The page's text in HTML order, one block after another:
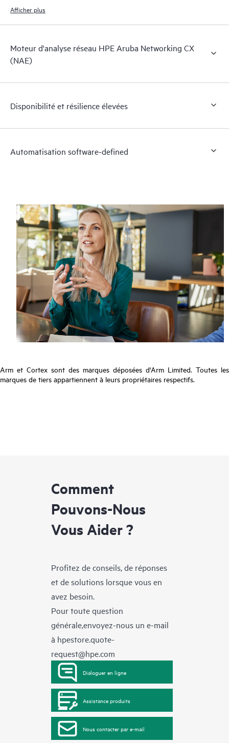
modèle opérationnel de votre organisation informatique.
Afficher plus
Moteur d'analyse réseau HPE Aruba Networking CX
(NAE)
Disponibilité et résilience élevées
Automatisation software-defined
Arm et Cortex sont des marques déposées d'Arm Limited. Toutes les
marques de tiers appartiennent à leurs propriétaires respectifs.
Comment
Pouvons-Nous
Vous Aider ?
Profitez de conseils, de réponses
et de solutions lorsque vous en
avez besoin.
Pour toute question
générale,envoyez-nous un e-mail
à hpestore.quote-
request@hpe.com
Dialoguer en ligne
Assistance produits
Nous contacter par e-mail